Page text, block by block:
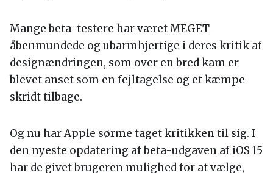
Mange beta-testere har været MEGET
åbenmundede og ubarmhjertige i deres kritik af
designændringen, som over en bred kam er
blevet anset som en fejltagelse og et kæmpe
skridt tilbage.
Og nu har Apple sørme taget kritikken til sig. I
den nyeste opdatering af beta-udgaven af iOS 15
har de givet brugeren mulighed for at vælge,